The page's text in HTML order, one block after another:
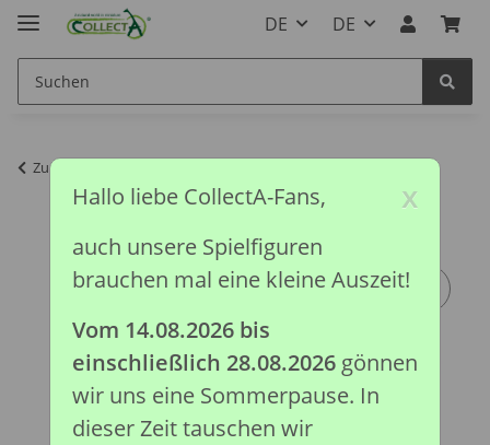
DE DE
Zurück zur Liste
x
Hallo liebe CollectA-Fans,
auch unsere Spielfiguren
brauchen mal eine kleine Auszeit!
Vom 14.08.2026 bis
einschließlich 28.08.2026gönnen
wir uns eine Sommerpause. In
dieser Zeit tauschen wir